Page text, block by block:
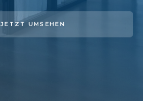
JETZT UMSEHEN